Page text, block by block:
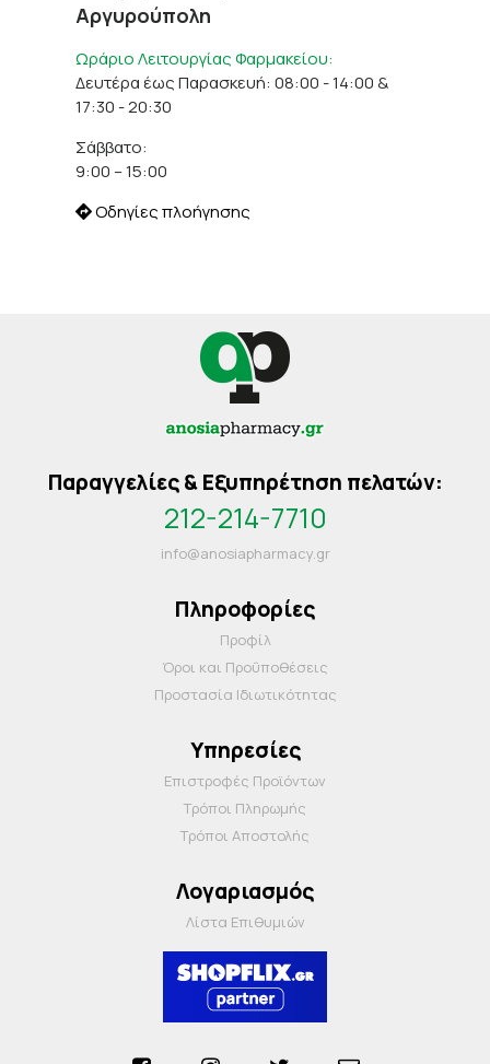
Αργυρούπολη
Ωράριο Λειτουργίας Φαρμακείου:
Δευτέρα έως Παρασκευή: 08:00 - 14:00 &
17:30 - 20:30
Σάββατο:
9:00 – 15:00
Οδηγίες πλοήγησης
Παραγγελίες & Εξυπηρέτηση πελατών:
212-214-7710
info@anosiapharmacy.gr
Πληροφορίες
Προφίλ
Όροι και Προΰποθέσεις
Προστασία Ιδιωτικότητας
Υπηρεσίες
Επιστροφές Προϊόντων
Τρόποι Πληρωμής
Τρόποι Αποστολής
Λογαριασμός
Λίστα Επιθυμιών